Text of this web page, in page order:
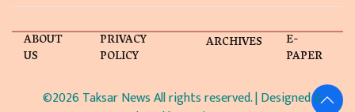
ABOUT
US
PRIVACY
POLICY
ARCHIVES E-
PAPER
©2026 Taksar News All rights reserved. | Designed &